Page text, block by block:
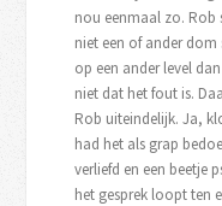
nou eenmaal zo. Rob
niet een of ander
op een ander level
niet dat het fout is.
Rob uiteindelijk. Ja,
had het als grap
verliefd en een beetje
het gesprek loopt ten